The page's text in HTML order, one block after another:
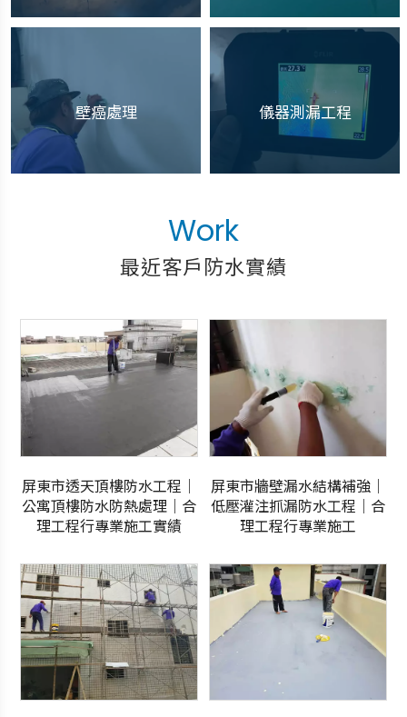
壁癌處理 儀器測漏工程
最近客戶防水實績
屏東市透天頂樓防水工程｜
公寓頂樓防水防熱處理｜合
理工程行專業施工實績
屏東市牆壁漏水結構補強｜
低壓灌注抓漏防水工程｜合
理工程行專業施工